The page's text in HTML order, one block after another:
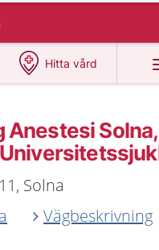
Hitta vård
på 1177.se
Anestesi Solna,
Solna
Vägbeskrivning